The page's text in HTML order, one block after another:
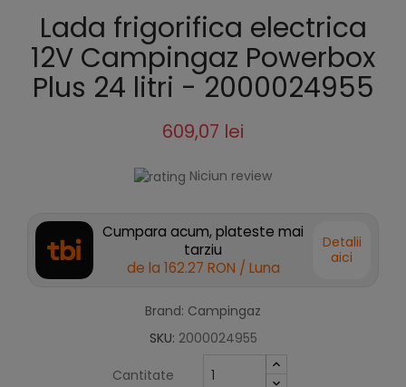
Lada frigorifica electrica
12V Campingaz Powerbox
Plus 24 litri - 2000024955
609,07 lei
Niciun review
Cumpara acum, plateste mai
tarziu
de la 162.27 RON / Luna
Detalii
aici
Brand: Campingaz
SKU: 2000024955
Cantitate